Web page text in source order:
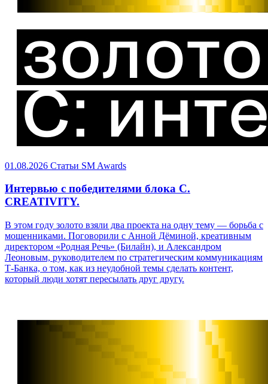
01.08.2026 Статьи SM Awards
Интервью с победителями блока C.
CREATIVITY.
В этом году золото взяли два проекта на одну тему — борьба с
мошенниками. Поговорили с Анной Дёминой, креативным
директором «Родная Речь» (Билайн), и Александром
Леоновым, руководителем по стратегическим коммуникациям
Т-Банка, о том, как из неудобной темы сделать контент,
который люди хотят пересылать друг другу.